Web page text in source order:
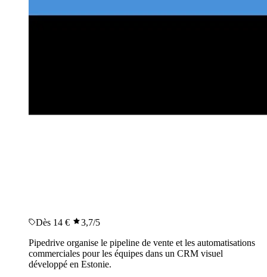
Dès 14 € 3,7/5
Pipedrive organise le pipeline de vente et les automatisations
commerciales pour les équipes dans un CRM visuel
développé en Estonie.